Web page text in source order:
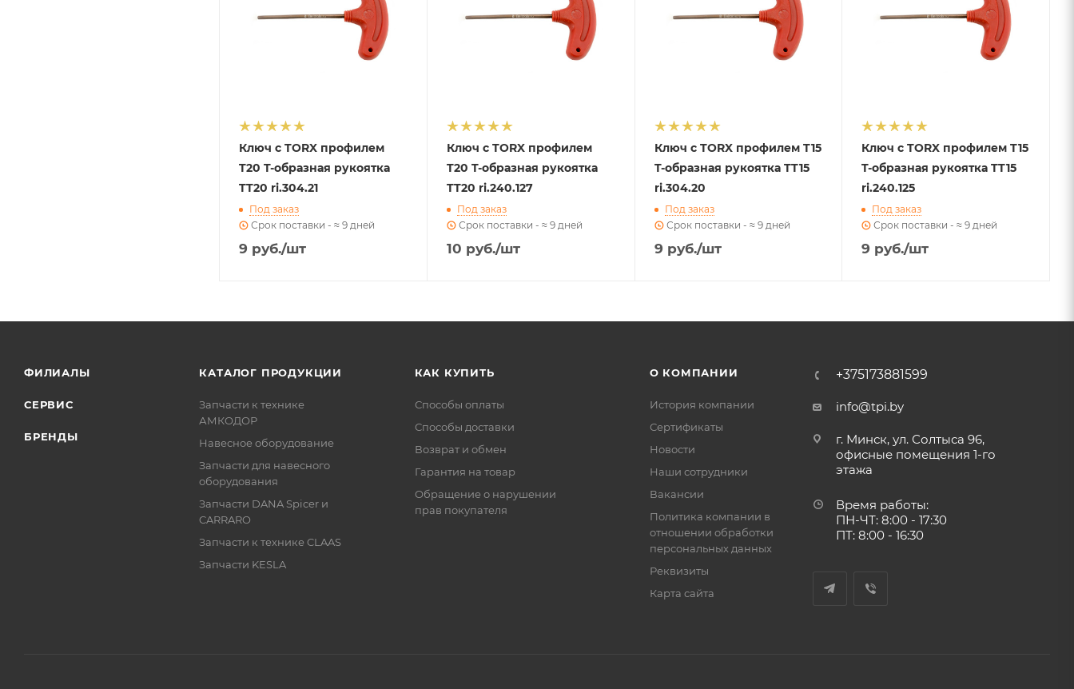
Ключ с TORX профилем
T20 T-образная рукоятка
TT20 ri.304.21
Под заказ
Срок поставки - ≈ 9 дней
9 руб./шт
Ключ с TORX профилем
T20 T-образная рукоятка
TT20 ri.240.127
Под заказ
Срок поставки - ≈ 9 дней
10 руб./шт
Ключ с TORX профилем T15
T-образная рукоятка TT15
ri.304.20
Под заказ
Срок поставки - ≈ 9 дней
9 руб./шт
Ключ с TORX профилем T15
T-образная рукоятка TT15
ri.240.125
Под заказ
Срок поставки - ≈ 9 дней
9 руб./шт
ФИЛИАЛЫ
СЕРВИС
БРЕНДЫ
КАТАЛОГ ПРОДУКЦИИ
Запчасти к технике
АМКОДОР
Навесное оборудование
Запчасти для навесного
оборудования
Запчасти DANA Spicer и
CARRARO
Запчасти к технике CLAAS
Запчасти KESLA
КАК КУПИТЬ
Способы оплаты
Способы доставки
Возврат и обмен
Гарантия на товар
Обращение о нарушении
прав покупателя
О КОМПАНИИ
История компании
Сертификаты
Новости
Наши сотрудники
Вакансии
Политика компании в
отношении обработки
персональных данных
Реквизиты
Карта сайта
+375173881599
info@tpi.by
г. Минск, ул. Солтыса 96,
офисные помещения 1-го
этажа
Время работы:
ПН-ЧТ: 8:00 - 17:30
ПТ: 8:00 - 16:30